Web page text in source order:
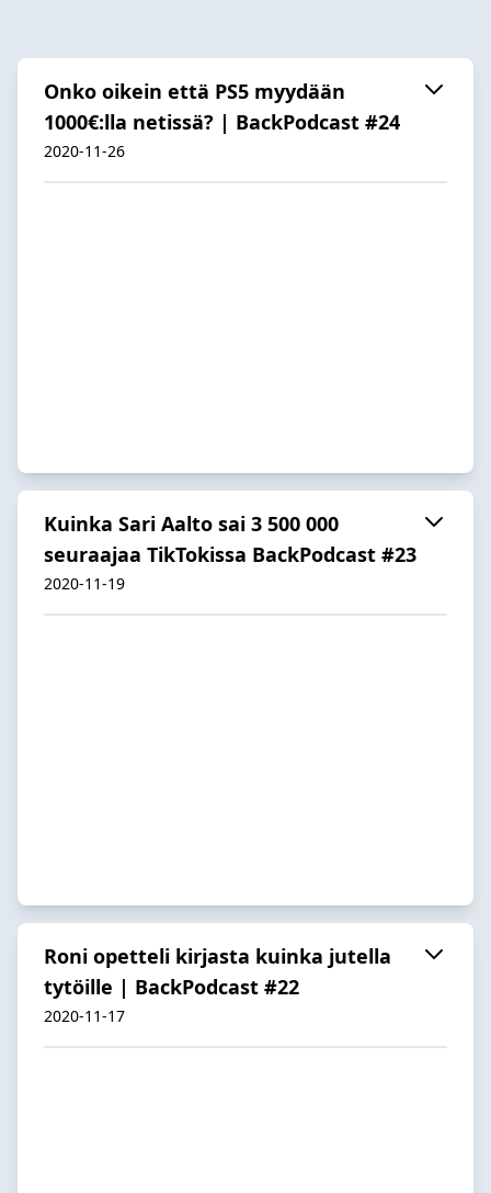
Onko oikein että PS5 myydään
1000€:lla netissä? | BackPodcast #24
2020-11-26
Kuinka Sari Aalto sai 3 500 000
seuraajaa TikTokissa BackPodcast #23
2020-11-19
Roni opetteli kirjasta kuinka jutella
tytöille | BackPodcast #22
2020-11-17